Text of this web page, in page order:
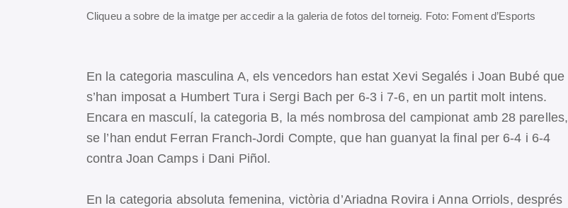
Cliqueu a sobre de la imatge per accedir a la galeria de fotos del torneig. Foto: Foment d’Esports
En la categoria masculina A, els vencedors han estat Xevi Segalés i Joan Bubé que
s’han imposat a Humbert Tura i Sergi Bach per 6-3 i 7-6, en un partit molt intens.
Encara en masculí, la categoria B, la més nombrosa del campionat amb 28 parelles,
se l’han endut Ferran Franch-Jordi Compte, que han guanyat la final per 6-4 i 6-4
contra Joan Camps i Dani Piñol.
En la categoria absoluta femenina, victòria d’Ariadna Rovira i Anna Orriols, després